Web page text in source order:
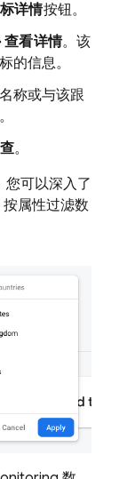
详情按钮。
查看详情。该
的信息。
称或与该跟
。
您可以深入了
属性过滤数